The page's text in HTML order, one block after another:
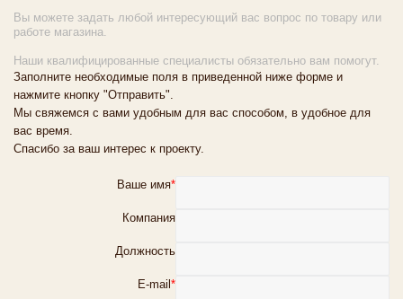
Вы можете задать любой интересующий вас вопрос по товару или
работе магазина.
Наши квалифицированные специалисты обязательно вам помогут.
Заполните необходимые поля в приведенной ниже форме и
нажмите кнопку "Отправить".
Мы свяжемся с вами удобным для вас способом, в удобное для
вас время.
Спасибо за ваш интерес к проекту.
Ваше имя*
Компания
Должность
E-mail *